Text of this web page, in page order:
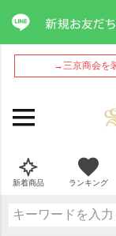
→三京商会を
新着商品 ランキング